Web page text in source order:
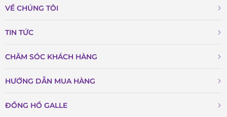
VỀ CHÚNG TÔI
TIN TỨC
CHĂM SÓC KHÁCH HÀNG
HƯỚNG DẪN MUA HÀNG
ĐỒNG HỒ GALLE